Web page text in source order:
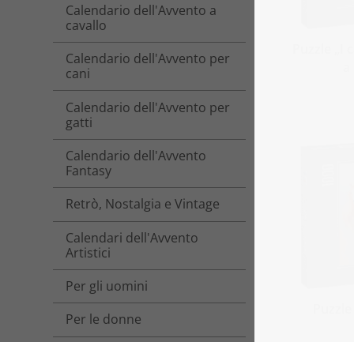
Calendario dell'Avvento a
cavallo
Calendario dell'Avvento per
cani
Calendario dell'Avvento per
gatti
Calendario dell'Avvento
Fantasy
Retrò, Nostalgia e Vintage
Calendari dell'Avvento
Artistici
Per gli uomini
Per le donne